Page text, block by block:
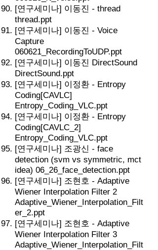
[연구세미나] 이동진 - thread
thread.ppt
[연구세미나] 이동진 - Voice
Capture
060621_RecordingToUDP.ppt
[연구세미나] 이동진 DirectSound
DirectSound.ppt
[연구세미나] 이정환 - Entropy
Coding[CAVLC]
Entropy_Coding_VLC.ppt
[연구세미나] 이정환 - Entropy
Coding[CAVLC_2]
Entropy_Coding_VLC.ppt
[연구세미나] 조광신 - face
detection (svm vs symmetric, mct
idea) 06_26_face_detection.ppt
[연구세미나] 조현호 - Adaptive
Wiener Interpolation Filter 2
Adaptive_Wiener_Interpolation_Filt
er_2.ppt
[연구세미나] 조현호 - Adaptive
Wiener Interpolation Filter 3
Adaptive_Wiener_Interpolation_Filt